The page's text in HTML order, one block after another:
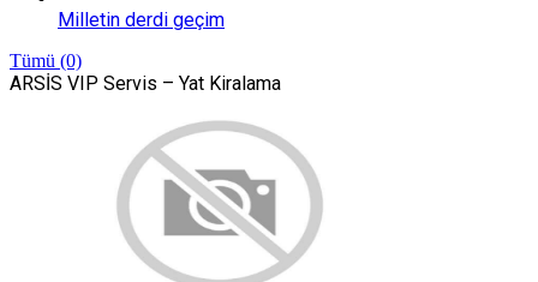
Milletin derdi geçim
Tümü (0)
ARSİS VIP Servis – Yat Kiralama